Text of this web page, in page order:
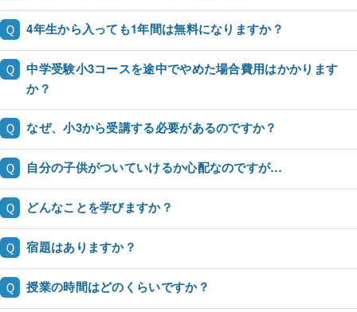
Ｑ 4年生から入っても1年間は無料になりますか？
Ｑ
中学受験小3コースを途中でやめた場合費用はかかります
か？
Ｑ なぜ、小3から受講する必要があるのですか？
Ｑ 自分の子供がついていけるか心配なのですが…
Ｑ どんなことを学びますか？
Ｑ 宿題はありますか？
Ｑ 授業の時間はどのくらいですか？